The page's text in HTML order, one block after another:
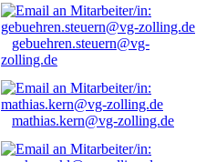
gebuehren.steuern@vg-
zolling.de
mathias.kern@vg-zolling.de